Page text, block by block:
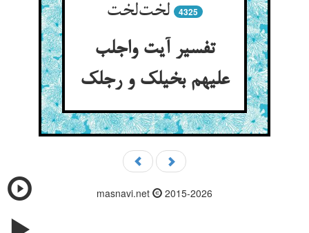
لخت‌لخت
4325
تفسیر آیت واجلب
علیهم بخیلک و رجلک
masnavi.net 2015-2026